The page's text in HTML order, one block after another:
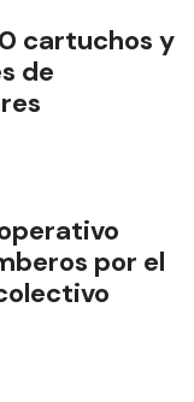
cartuchos y
de
por el